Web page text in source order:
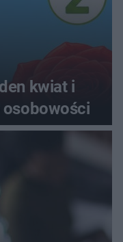
kwiat i
osobowości